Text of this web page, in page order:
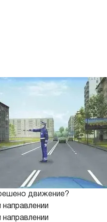
движение?